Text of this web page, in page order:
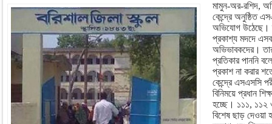
মামুন-অর-রশিদ,
কেন্দ্রে অনুষ্ঠিত
অভিযোগ উঠেছে।
প্রকাশ্য মদদে
অভিভাবকদের।
প্রতিকার পাননি
প্রকাশ না করার
কেন্দ্রে এসএসসি
বিনিময়ে প্রধান
হচ্ছে। ১১১, ১১২ ও
বিশেষ ছাড় দেওয়া